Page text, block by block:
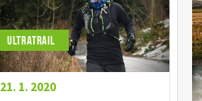
ULTRATRAIL
21. 1. 2020